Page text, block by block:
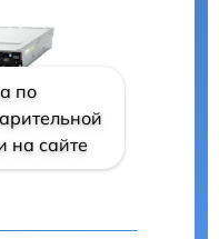
по
на сайте